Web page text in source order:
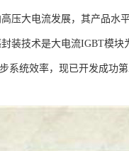
压大电流发展，其产品水
装技术是大电流IGBT模
系统效率，现已开发成功